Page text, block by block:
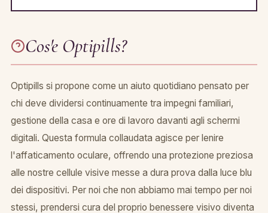
Cos'e Optipills?
Optipills si propone come un aiuto quotidiano pensato per
chi deve dividersi continuamente tra impegni familiari,
gestione della casa e ore di lavoro davanti agli schermi
digitali. Questa formula collaudata agisce per lenire
l'affaticamento oculare, offrendo una protezione preziosa
alle nostre cellule visive messe a dura prova dalla luce blu
dei dispositivi. Per noi che non abbiamo mai tempo per noi
stessi, prendersi cura del proprio benessere visivo diventa